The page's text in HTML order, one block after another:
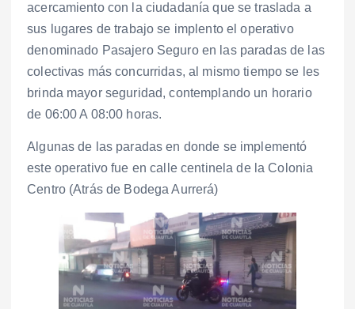
acercamiento con la ciudadanía que se traslada a
sus lugares de trabajo se implento el operativo
denominado Pasajero Seguro en las paradas de las
colectivas más concurridas, al mismo tiempo se les
brinda mayor seguridad, contemplando un horario
de 06:00 A 08:00 horas.
Algunas de las paradas en donde se implementó
este operativo fue en calle centinela de la Colonia
Centro (Atrás de Bodega Aurrerá)